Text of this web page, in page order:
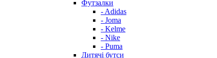
Футзалки
- Adidas
- Joma
- Kelme
- Nike
- Puma
Дитячі бутси